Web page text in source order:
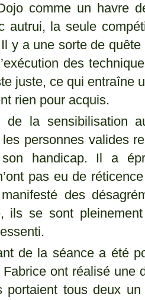
comme un havre
autrui, la seule
y a une sorte de
des
juste, ce qui entraîne
rien pour acquis.
de la sensibilisation
personnes valides
handicap. Il a
pas eu de
des
ils se sont
de la séance a été
ont réalisé une
portaient tous deux